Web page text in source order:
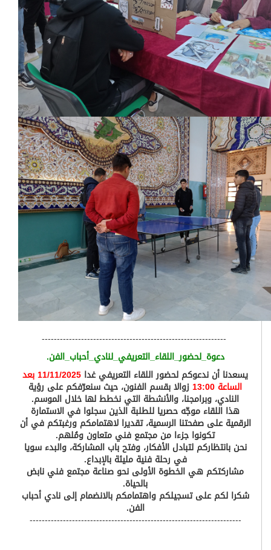
-------------------------------------------------------------
دعوة_لحضور_اللقاء_التعريفي_لنادي_أحباب_الفن.
يسعدنا أن ندعوكم لحضور اللقاء التعريفي غدا
11/11/2025 بعد
الساعة 13:00 زوالا بقسم الفنون، حيث سنعرّفكم على رؤية
النادي، وبرامجنا، والأنشطة التي نخطط لها خلال الموسم.
هذا اللقاء موجّه حصريا للطلبة الذين سجلوا في الاستمارة
الرقمية على صفحتنا الرسمية، تقديرا لاهتمامكم ورغبتكم في أن
تكونوا جزءا من مجتمع فني متعاون ومُلهم.
نحن بانتظاركم لتبادل الأفكار، وفتح باب المشاركة، والبدء سويا
في رحلة فنية مليئة بالإبداع.
مشاركتكم هي الخطوة الأولى نحو صناعة مجتمع فني نابض
بالحياة.
شكرا لكم على تسجيلكم واهتمامكم بالانضمام إلى نادي أحباب
الفن.
----------------------------------------------------------------------